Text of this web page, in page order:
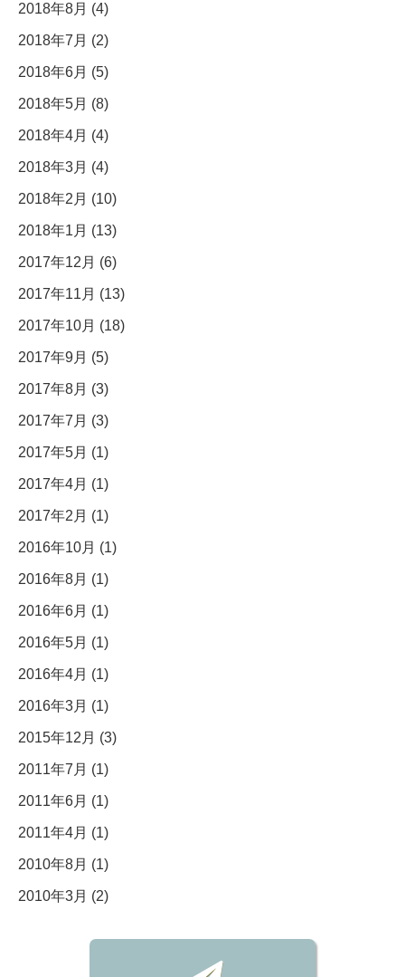
2018年8月 (4)
2018年7月 (2)
2018年6月 (5)
2018年5月 (8)
2018年4月 (4)
2018年3月 (4)
2018年2月 (10)
2018年1月 (13)
2017年12月 (6)
2017年11月 (13)
2017年10月 (18)
2017年9月 (5)
2017年8月 (3)
2017年7月 (3)
2017年5月 (1)
2017年4月 (1)
2017年2月 (1)
2016年10月 (1)
2016年8月 (1)
2016年6月 (1)
2016年5月 (1)
2016年4月 (1)
2016年3月 (1)
2015年12月 (3)
2011年7月 (1)
2011年6月 (1)
2011年4月 (1)
2010年8月 (1)
2010年3月 (2)